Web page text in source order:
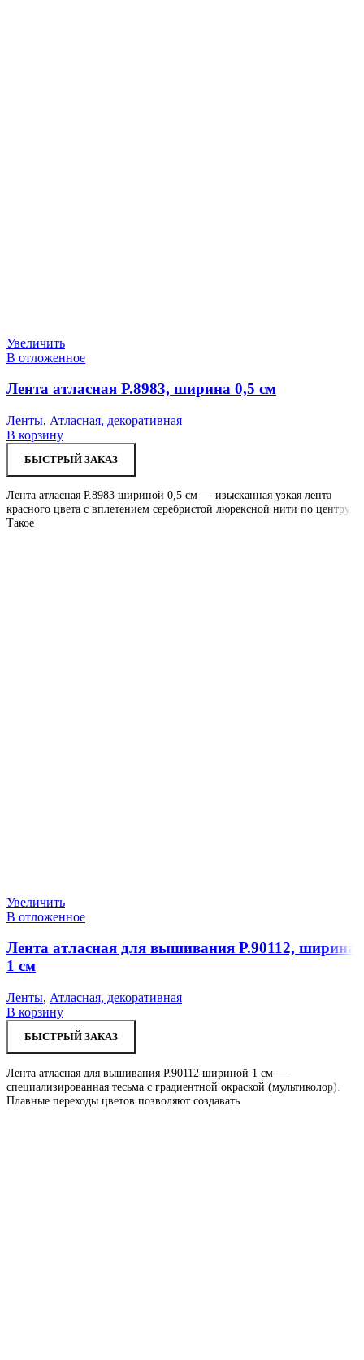
Увеличить
В отложенное
Лента атласная Р.8983, ширина 0,5 см
Ленты, Атласная, декоративная
В корзину
БЫСТРЫЙ ЗАКАЗ
Лента атласная Р.8983 шириной 0,5 см — изысканная узкая лента
красного цвета с вплетением серебристой люрексной нити по центру.
Такое
Увеличить
В отложенное
Лента атласная для вышивания Р.90112, ширина
1 см
Ленты, Атласная, декоративная
В корзину
БЫСТРЫЙ ЗАКАЗ
Лента атласная для вышивания Р.90112 шириной 1 см —
специализированная тесьма с градиентной окраской (мультиколор).
Плавные переходы цветов позволяют создавать